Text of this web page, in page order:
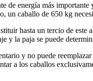
de energía más
un caballo de 650 kg
hasta un tercio de
y la paja se puede
y no puede
a los caballos